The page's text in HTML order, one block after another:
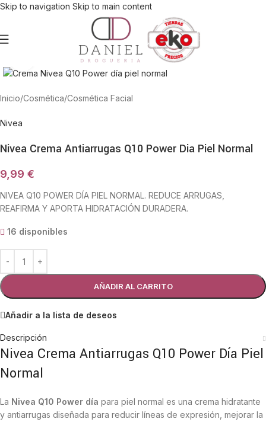
Skip to navigation Skip to main content
Haga Click para agrandar
Inicio/Cosmética/Cosmética Facial
Nivea
Nivea Crema Antiarrugas Q10 Power Dia Piel Normal
9,99 €
NIVEA Q10 POWER DÍA PIEL NORMAL. REDUCE ARRUGAS,
REAFIRMA Y APORTA HIDRATACIÓN DURADERA.
16 disponibles
AÑADIR AL CARRITO
Añadir a la lista de deseos
Descripción
Nivea Crema Antiarrugas Q10 Power Día Piel
Normal
La Nivea Q10 Power día para piel normal es una crema hidratante
y antiarrugas diseñada para reducir líneas de expresión, mejorar la